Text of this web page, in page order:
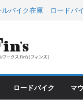
ルバイク在庫 ロードバ
！と、２０２７年モデ
YOELEO試乗会とオフ
が３０〜４０％OFF セ
２６・７・１７ 現在）
お支払いについて ＆ ク
ました人気商品ピックア
ロードバイク マ